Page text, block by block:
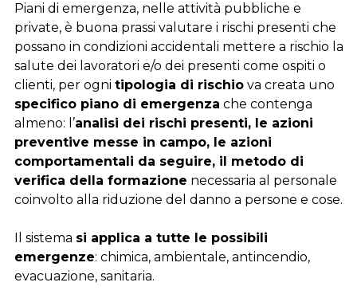
Piani di emergenza, nelle attività pubbliche e
private, è buona prassi valutare i rischi presenti che
possano in condizioni accidentali mettere a rischio la
salute dei lavoratori e/o dei presenti come ospiti o
clienti, per ogni tipologia di rischio va creata uno
specifico piano di emergenza che contenga
almeno: l’analisi dei rischi presenti, le azioni
preventive messe in campo, le azioni
comportamentali da seguire, il metodo di
verifica della formazione necessaria al personale
coinvolto alla riduzione del danno a persone e cose.
Il sistema si applica a tutte le possibili
emergenze: chimica, ambientale, antincendio,
evacuazione, sanitaria.